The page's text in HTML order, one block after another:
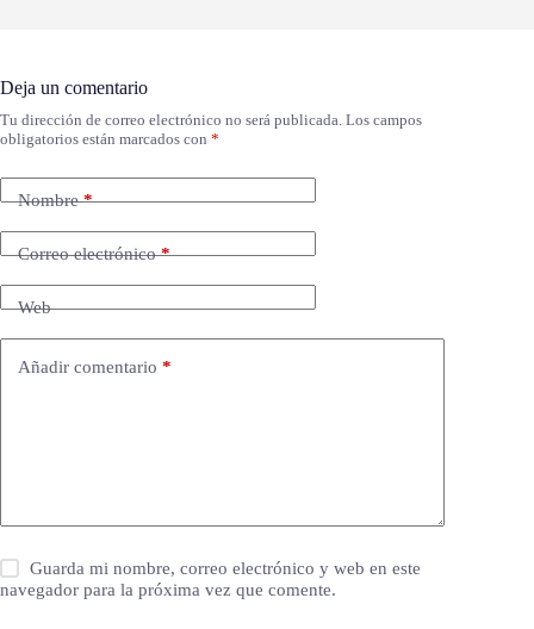
Deja un comentario
Tu dirección de correo electrónico no será publicada. Los campos
obligatorios están marcados con *
Nombre*
Correo electrónico*
Web
Añadir comentario *
Guarda mi nombre, correo electrónico y web en este
navegador para la próxima vez que comente.